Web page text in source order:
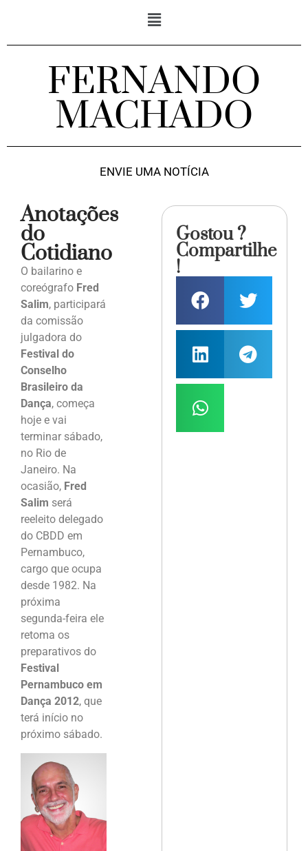
FERNANDO
MACHADO
ENVIE UMA NOTÍCIA
Anotações
do
Cotidiano
O bailarino e
coreógrafo Fred
Salim, participará
da comissão
julgadora do
Festival do
Conselho
Brasileiro da
Dança, começa
hoje e vai
terminar sábado,
no Rio de
Janeiro. Na
ocasião, Fred
Salim será
reeleito delegado
do CBDD em
Pernambuco,
cargo que ocupa
desde 1982. Na
próxima
segunda-feira ele
retoma os
preparativos do
Festival
Pernambuco em
Dança 2012, que
terá início no
próximo sábado.
Gostou ?
Compartilhe
!